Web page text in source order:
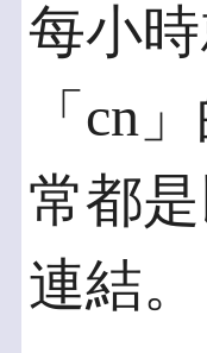
每小
「cn
常都
連結。